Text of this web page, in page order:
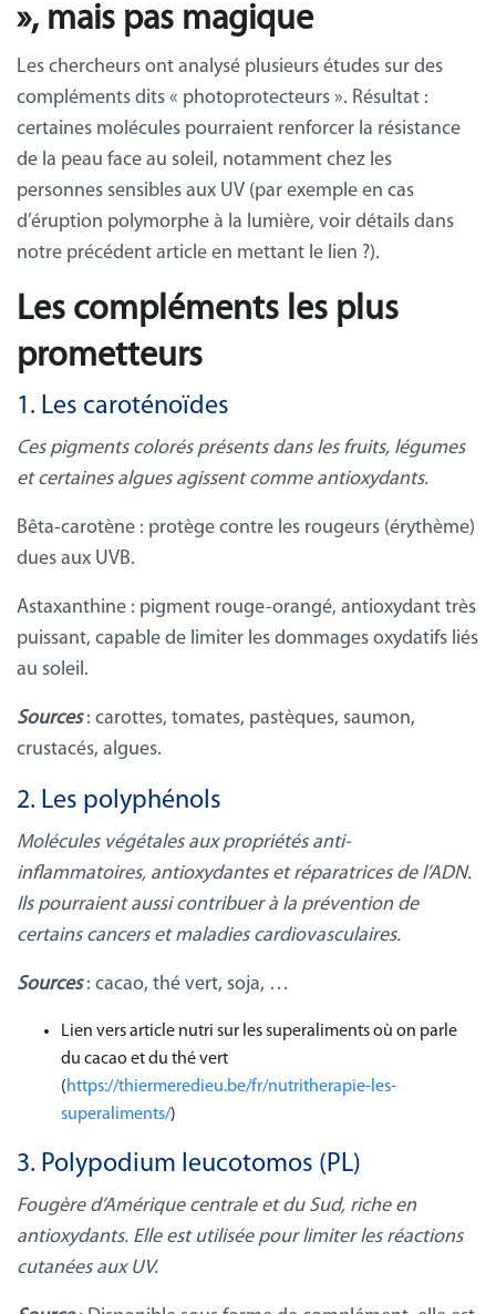
», mais pas magique
Les chercheurs ont analysé plusieurs études sur des
compléments dits « photoprotecteurs ». Résultat :
certaines molécules pourraient renforcer la résistance
de la peau face au soleil, notamment chez les
personnes sensibles aux UV (par exemple en cas
d’éruption polymorphe à la lumière, voir détails dans
notre précédent article en mettant le lien ?).
Les compléments les plus
prometteurs
1. Les caroténoïdes
Ces pigments colorés présents dans les fruits, légumes
et certaines algues agissent comme antioxydants.
Bêta-carotène : protège contre les rougeurs (érythème)
dues aux UVB.
Astaxanthine : pigment rouge-orangé, antioxydant très
puissant, capable de limiter les dommages oxydatifs liés
au soleil.
Sources: carottes, tomates, pastèques, saumon,
crustacés, algues.
2. Les polyphénols
Molécules végétales aux propriétés anti-
inflammatoires, antioxydantes et réparatrices de l’ADN.
Ils pourraient aussi contribuer à la prévention de
certains cancers et maladies cardiovasculaires.
Sources: cacao, thé vert, soja, …
Lien vers article nutri sur les superaliments où on parle
du cacao et du thé vert
(https://thiermeredieu.be/fr/nutritherapie-les-
superaliments/)
3. Polypodium leucotomos (PL)
Fougère d’Amérique centrale et du Sud, riche en
antioxydants. Elle est utilisée pour limiter les réactions
cutanées aux UV.